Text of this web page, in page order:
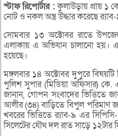
স্টাফরিপোর্টার:কুলাউড়ায় প্রায় ১
নোট ও নকল অস্ত্র উদ্ধার করেছে
সোমবার ১৩ অক্টোবর রাতে
এলাকায় এ অভিযান চালানো হয়।
হয়েছে।
মঙ্গলবার ১৪ অক্টোবর দুপুরে
পুলিশ সুপার (মিডিয়া অফিসার)
জানান, গোপন সংবাদের ভিত্তিতে
আলীর (৩৪) বাড়িতে বিপুল পরিমাণ
খবরের ভিত্তিতে র‌্যাব-৯ এর
সিলেটের যৌথ দল রাত সাড়ে ১২টার